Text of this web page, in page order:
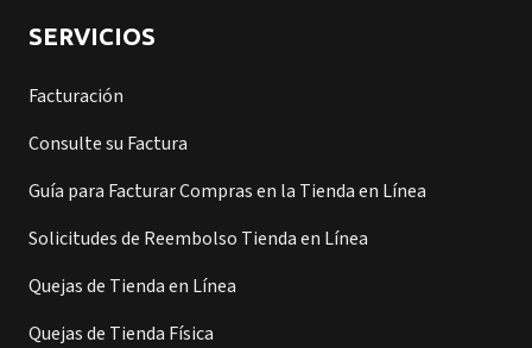
SERVICIOS
Facturación
Consulte su Factura
Guía para Facturar Compras en la Tienda en Línea
Solicitudes de Reembolso Tienda en Línea
Quejas de Tienda en Línea
Quejas de Tienda Física